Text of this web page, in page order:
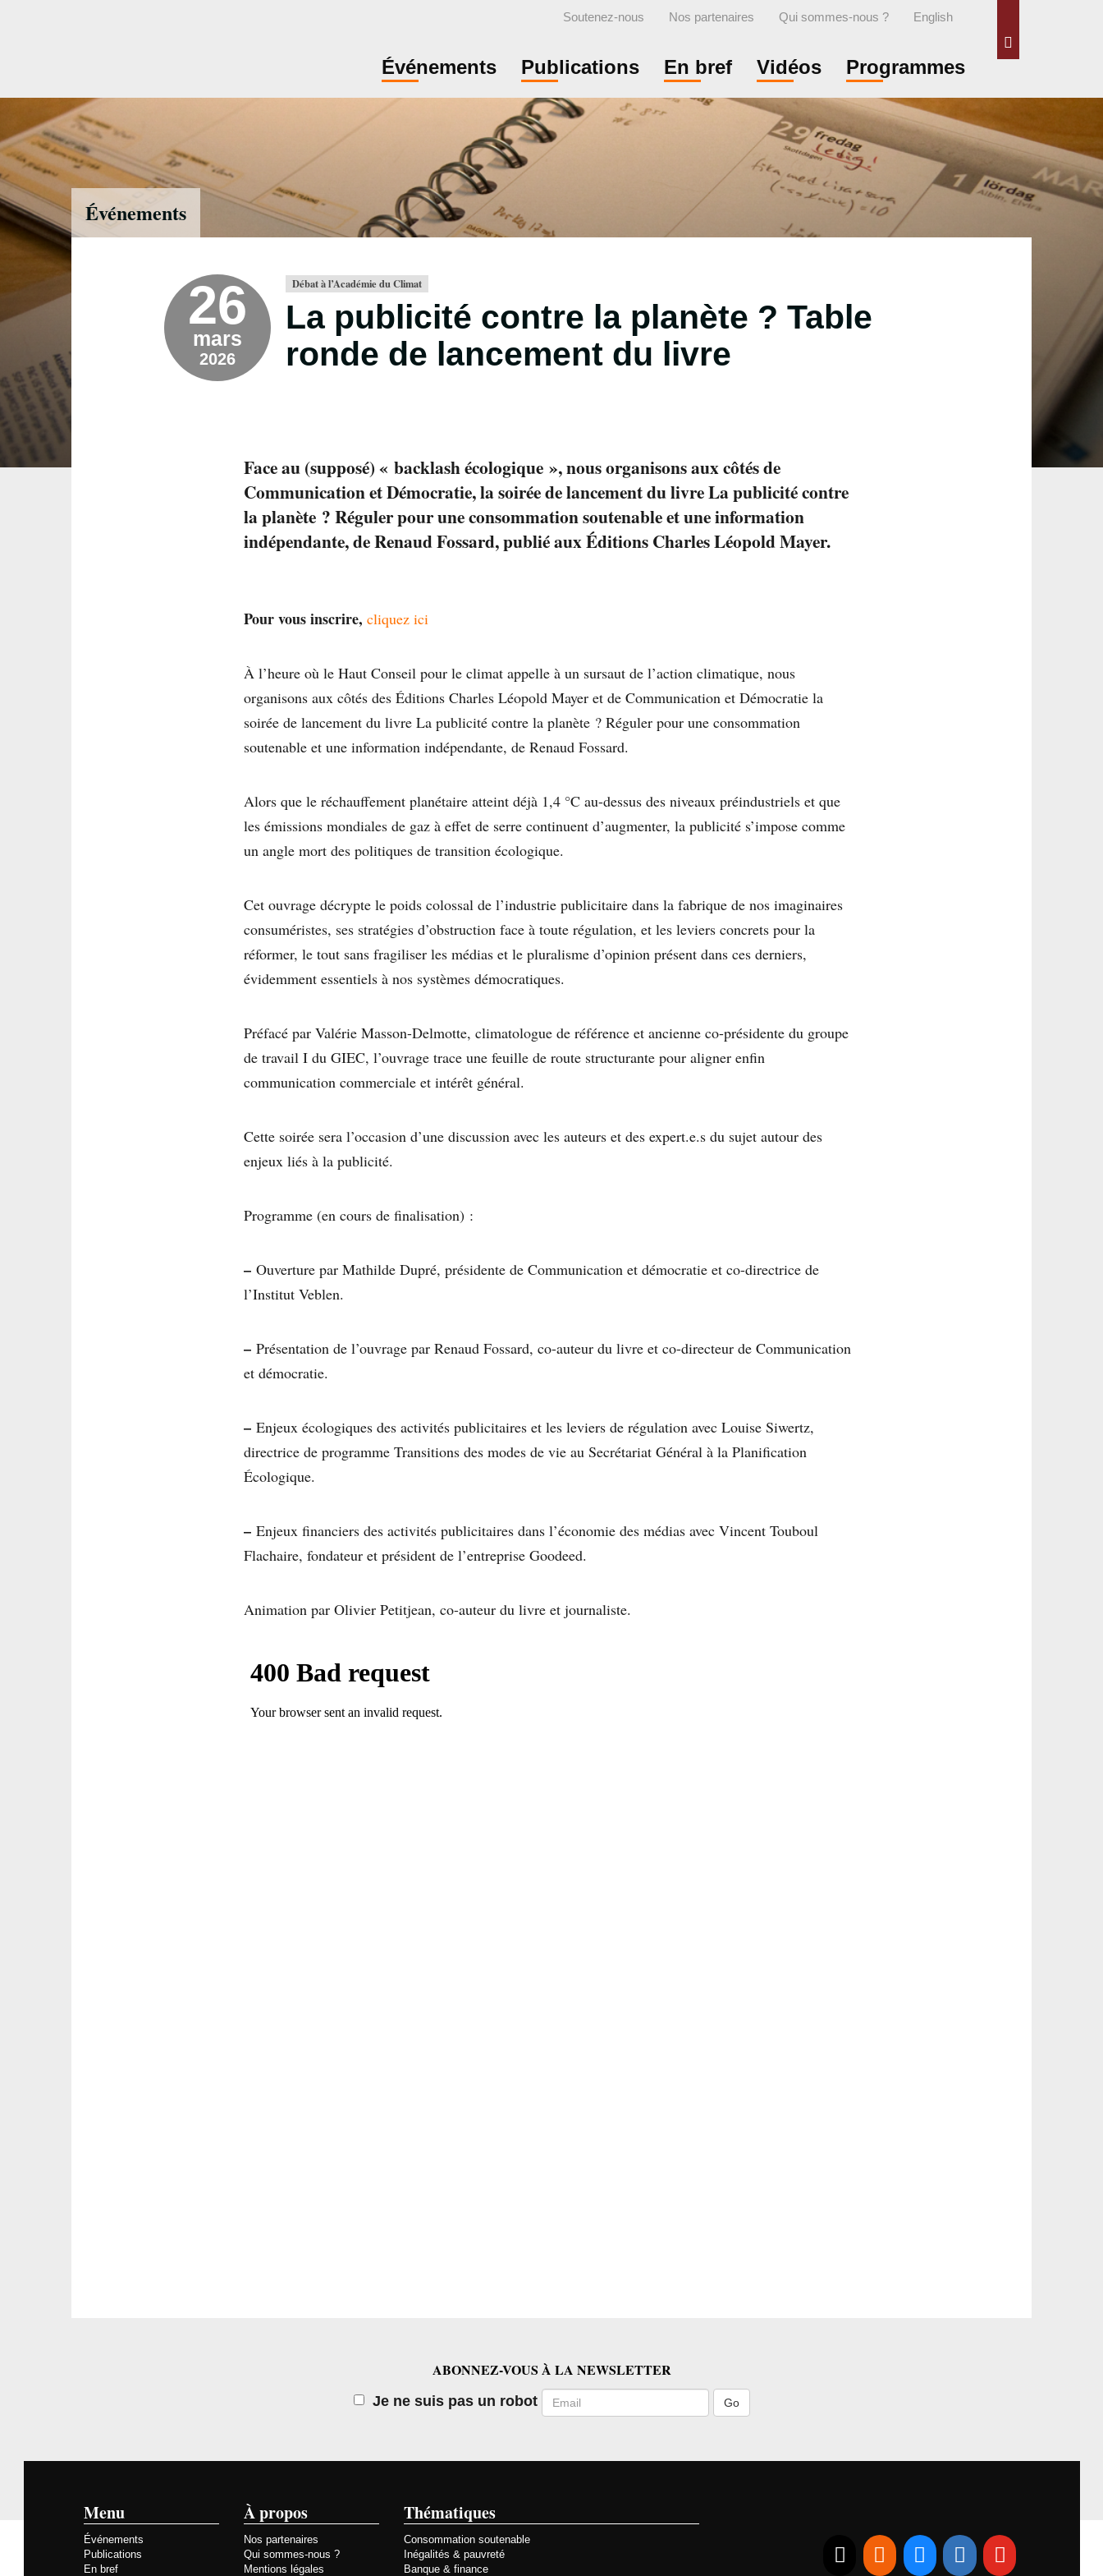
Soutenez-nous Nos partenaires Qui sommes-nous ? English
Événements Publications En bref Vidéos Programmes
Événements
26
mars
2026
Débat à l’Académie du Climat
La publicité contre la planète ? Table
ronde de lancement du livre
Face au (supposé) « backlash écologique », nous organisons aux côtés de
Communication et Démocratie, la soirée de lancement du livre La publicité contre
la planète ? Réguler pour une consommation soutenable et une information
indépendante, de Renaud Fossard, publié aux Éditions Charles Léopold Mayer.
Pour vous inscrire, cliquez ici
À l’heure où le Haut Conseil pour le climat appelle à un sursaut de l’action climatique, nous
organisons aux côtés des Éditions Charles Léopold Mayer et de Communication et Démocratie la
soirée de lancement du livre La publicité contre la planète ? Réguler pour une consommation
soutenable et une information indépendante, de Renaud Fossard.
Alors que le réchauffement planétaire atteint déjà 1,4 °C au-dessus des niveaux préindustriels et que
les émissions mondiales de gaz à effet de serre continuent d’augmenter, la publicité s’impose comme
un angle mort des politiques de transition écologique.
Cet ouvrage décrypte le poids colossal de l’industrie publicitaire dans la fabrique de nos imaginaires
consuméristes, ses stratégies d’obstruction face à toute régulation, et les leviers concrets pour la
réformer, le tout sans fragiliser les médias et le pluralisme d’opinion présent dans ces derniers,
évidemment essentiels à nos systèmes démocratiques.
Préfacé par Valérie Masson-Delmotte, climatologue de référence et ancienne co-présidente du groupe
de travail I du GIEC, l’ouvrage trace une feuille de route structurante pour aligner enfin
communication commerciale et intérêt général.
Cette soirée sera l’occasion d’une discussion avec les auteurs et des expert.e.s du sujet autour des
enjeux liés à la publicité.
Programme (en cours de finalisation) :
– Ouverture par Mathilde Dupré, présidente de Communication et démocratie et co-directrice de
l’Institut Veblen.
– Présentation de l’ouvrage par Renaud Fossard, co-auteur du livre et co-directeur de Communication
et démocratie.
– Enjeux écologiques des activités publicitaires et les leviers de régulation avec Louise Siwertz,
directrice de programme Transitions des modes de vie au Secrétariat Général à la Planification
Écologique.
– Enjeux financiers des activités publicitaires dans l’économie des médias avec Vincent Touboul
Flachaire, fondateur et président de l’entreprise Goodeed.
Animation par Olivier Petitjean, co-auteur du livre et journaliste.
ABONNEZ-VOUS À LA NEWSLETTER
Je ne suis pas un robot Email
Menu
Événements
Publications
En bref
À propos
Nos partenaires
Qui sommes-nous ?
Mentions légales
Thématiques
Consommation soutenable
Inégalités & pauvreté
Banque & finance